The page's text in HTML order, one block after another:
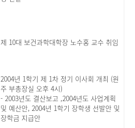
제 10대 보건과학대학장 노수홍 교수 취임
2004년 1학기 제 1차 정기 이사회 개최 (원
주 부총장실 오후 4시)
- 2003년도 결산보고 ,2004년도 사업계획
및 예산안, 2004년 1학기 장학생 선발안 및
장학금 지급안